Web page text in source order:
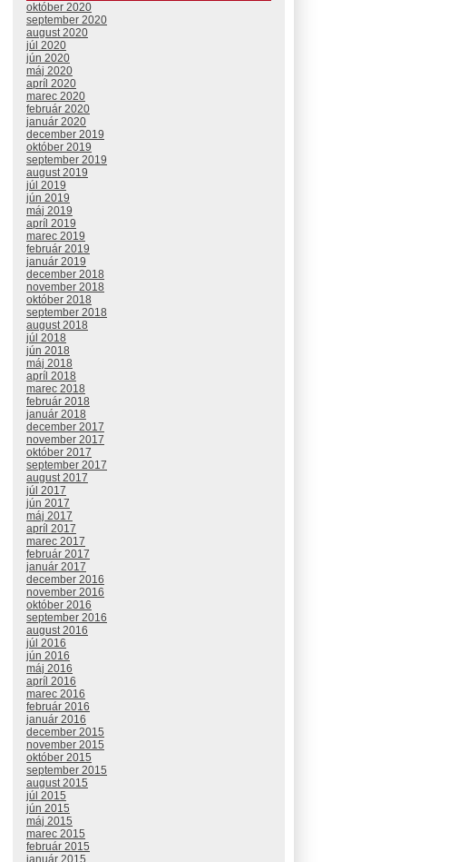
október 2020
september 2020
august 2020
júl 2020
jún 2020
máj 2020
apríl 2020
marec 2020
február 2020
január 2020
december 2019
október 2019
september 2019
august 2019
júl 2019
jún 2019
máj 2019
apríl 2019
marec 2019
február 2019
január 2019
december 2018
november 2018
október 2018
september 2018
august 2018
júl 2018
jún 2018
máj 2018
apríl 2018
marec 2018
február 2018
január 2018
december 2017
november 2017
október 2017
september 2017
august 2017
júl 2017
jún 2017
máj 2017
apríl 2017
marec 2017
február 2017
január 2017
december 2016
november 2016
október 2016
september 2016
august 2016
júl 2016
jún 2016
máj 2016
apríl 2016
marec 2016
február 2016
január 2016
december 2015
november 2015
október 2015
september 2015
august 2015
júl 2015
jún 2015
máj 2015
marec 2015
február 2015
január 2015